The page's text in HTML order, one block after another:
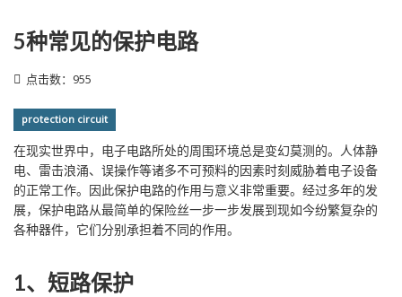
5种常见的保护电路
点击数：955
protection circuit
在现实世界中，电子电路所处的周围环境总是变幻莫测的。人体静
电、雷击浪涌、误操作等诸多不可预料的因素时刻威胁着电子设备
的正常工作。因此保护电路的作用与意义非常重要。经过多年的发
展，保护电路从最简单的保险丝一步一步发展到现如今纷繁复杂的
各种器件，它们分别承担着不同的作用。
1、短路保护